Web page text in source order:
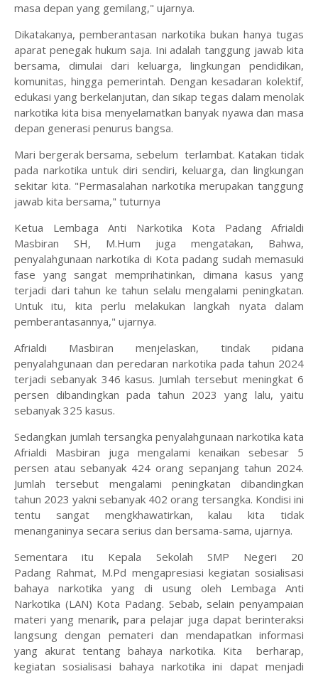
masa depan yang gemilang," ujarnya.
Dikatakanya, pemberantasan narkotika bukan hanya tugas
aparat penegak hukum saja. Ini adalah tanggung jawab kita
bersama, dimulai dari keluarga, lingkungan pendidikan,
komunitas, hingga pemerintah. Dengan kesadaran kolektif,
edukasi yang berkelanjutan, dan sikap tegas dalam menolak
narkotika kita bisa menyelamatkan banyak nyawa dan masa
depan generasi penurus bangsa.
Mari bergerak bersama, sebelum terlambat. Katakan tidak
pada narkotika untuk diri sendiri, keluarga, dan lingkungan
sekitar kita. "Permasalahan narkotika merupakan tanggung
jawab kita bersama," tuturnya
Ketua Lembaga Anti Narkotika Kota Padang Afrialdi
Masbiran SH, M.Hum juga mengatakan, Bahwa,
penyalahgunaan narkotika di Kota padang sudah memasuki
fase yang sangat memprihatinkan, dimana kasus yang
terjadi dari tahun ke tahun selalu mengalami peningkatan.
Untuk itu, kita perlu melakukan langkah nyata dalam
pemberantasannya," ujarnya.
Afrialdi Masbiran menjelaskan, tindak pidana
penyalahgunaan dan peredaran narkotika pada tahun 2024
terjadi sebanyak 346 kasus. Jumlah tersebut meningkat 6
persen dibandingkan pada tahun 2023 yang lalu, yaitu
sebanyak 325 kasus.
Sedangkan jumlah tersangka penyalahgunaan narkotika kata
Afrialdi Masbiran juga mengalami kenaikan sebesar 5
persen atau sebanyak 424 orang sepanjang tahun 2024.
Jumlah tersebut mengalami peningkatan dibandingkan
tahun 2023 yakni sebanyak 402 orang tersangka. Kondisi ini
tentu sangat mengkhawatirkan, kalau kita tidak
menanganinya secara serius dan bersama-sama, ujarnya.
Sementara itu Kepala Sekolah SMP Negeri 20
Padang Rahmat, M.Pd mengapresiasi kegiatan sosialisasi
bahaya narkotika yang di usung oleh Lembaga Anti
Narkotika (LAN) Kota Padang. Sebab, selain penyampaian
materi yang menarik, para pelajar juga dapat berinteraksi
langsung dengan pemateri dan mendapatkan informasi
yang akurat tentang bahaya narkotika. Kita berharap,
kegiatan sosialisasi bahaya narkotika ini dapat menjadi